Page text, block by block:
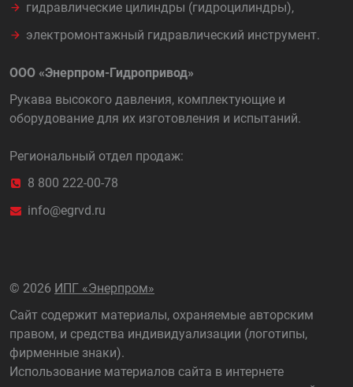
гидравлические цилиндры (гидроцилиндры),
электромонтажный гидравлический инструмент.
ООО «Энерпром-Гидропривод»
Рукава высокого давления, комплектующие и
оборудование для их изготовления и испытаний.
Региональный отдел продаж:
8 800 222-00-78
info@egrvd.ru
© 2026 ИПГ «Энерпром»
Сайт содержит материалы, охраняемые авторским
правом, и средства индивидуализации (логотипы,
фирменные знаки).
Использование материалов сайта в интернете